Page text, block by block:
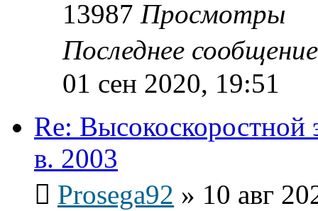
13987 Просмотры
Последнее
01 сен 2020, 19:51
Re: Высокоскоростной
в. 2003
Prosega92 » 10 авг